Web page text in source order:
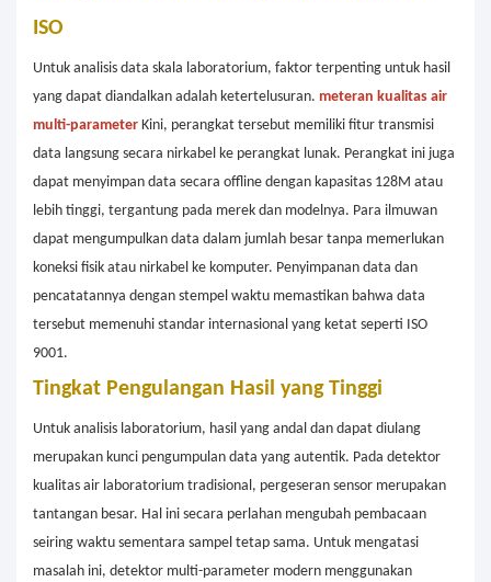
ISO
Untuk analisis data skala laboratorium, faktor terpenting untuk hasil
yang dapat diandalkan adalah ketertelusuran. meteran kualitas air
multi-parameter Kini, perangkat tersebut memiliki fitur transmisi
data langsung secara nirkabel ke perangkat lunak. Perangkat ini juga
dapat menyimpan data secara offline dengan kapasitas 128M atau
lebih tinggi, tergantung pada merek dan modelnya. Para ilmuwan
dapat mengumpulkan data dalam jumlah besar tanpa memerlukan
koneksi fisik atau nirkabel ke komputer. Penyimpanan data dan
pencatatannya dengan stempel waktu memastikan bahwa data
tersebut memenuhi standar internasional yang ketat seperti ISO
9001.
Tingkat Pengulangan Hasil yang Tinggi
Untuk analisis laboratorium, hasil yang andal dan dapat diulang
merupakan kunci pengumpulan data yang autentik. Pada detektor
kualitas air laboratorium tradisional, pergeseran sensor merupakan
tantangan besar. Hal ini secara perlahan mengubah pembacaan
seiring waktu sementara sampel tetap sama. Untuk mengatasi
masalah ini, detektor multi-parameter modern menggunakan